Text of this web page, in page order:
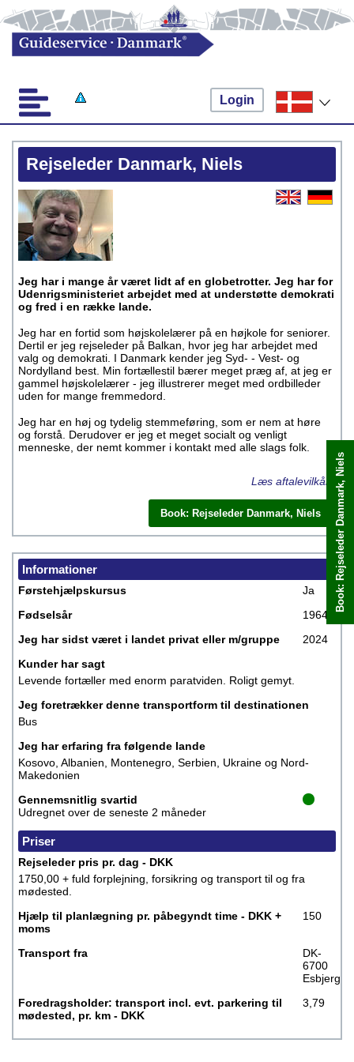
Login
Book: Rejseleder Danmark, Niels
Book: Rejseleder Danmark, Niels
Rejseleder Danmark, Niels
Jeg har i mange år været lidt af en globetrotter. Jeg har for
Udenrigsministeriet arbejdet med at understøtte demokrati
og fred i en række lande.
Jeg har en fortid som højskolelærer på en højkole for seniorer.
Dertil er jeg rejseleder på Balkan, hvor jeg har arbejdet med
valg og demokrati. I Danmark kender jeg Syd- - Vest- og
Nordylland best. Min fortællestil bærer meget præg af, at jeg er
gammel højskolelærer - jeg illustrerer meget med ordbilleder
uden for mange fremmedord.
Jeg har en høj og tydelig stemmeføring, som er nem at høre
og forstå. Derudover er jeg et meget socialt og venligt
menneske, der nemt kommer i kontakt med alle slags folk.
Læs aftalevilkår
Informationer
Førstehjælpskursus
Ja
Fødselsår
1964
Jeg har sidst været i landet privat eller m/gruppe
2024
Kunder har sagt
Levende fortæller med enorm paratviden. Roligt gemyt.
Jeg foretrækker denne transportform til destinationen
Bus
Jeg har erfaring fra følgende lande
Kosovo, Albanien, Montenegro, Serbien, Ukraine og Nord-
Makedonien
Gennemsnitlig svartid
Udregnet over de seneste 2 måneder
Priser
Rejseleder pris pr. dag - DKK
1750,00 + fuld forplejning, forsikring og transport til og fra
mødested.
Hjælp til planlægning pr. påbegyndt time - DKK +
moms
150
Transport fra
DK-
6700
Esbjerg
Foredragsholder: transport incl. evt. parkering til
mødested, pr. km - DKK
3,79
Book med det samme